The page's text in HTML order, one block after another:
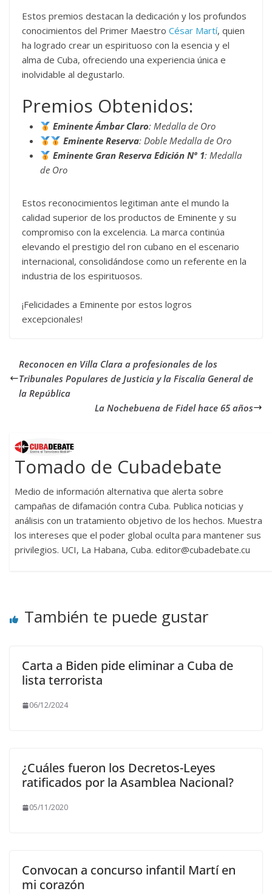
Estos premios destacan la dedicación y los profundos
conocimientos del Primer Maestro César Martí, quien
ha logrado crear un espirituoso con la esencia y el
alma de Cuba, ofreciendo una experiencia única e
inolvidable al degustarlo.
Premios Obtenidos:
Eminente Ámbar Claro: Medalla de Oro
Eminente Reserva: Doble Medalla de Oro
Eminente Gran Reserva Edición Nº 1: Medalla
de Oro
Estos reconocimientos legitiman ante el mundo la
calidad superior de los productos de Eminente y su
compromiso con la excelencia. La marca continúa
elevando el prestigio del ron cubano en el escenario
internacional, consolidándose como un referente en la
industria de los espirituosos.
¡Felicidades a Eminente por estos logros
excepcionales!
Reconocen en Villa Clara a profesionales de los
Tribunales Populares de Justicia y la Fiscalía General de
la República
La Nochebuena de Fidel hace 65 años
Tomado de Cubadebate
Medio de información alternativa que alerta sobre
campañas de difamación contra Cuba. Publica noticias y
análisis con un tratamiento objetivo de los hechos. Muestra
los intereses que el poder global oculta para mantener sus
privilegios. UCI, La Habana, Cuba. editor@cubadebate.cu
También te puede gustar
Carta a Biden pide eliminar a Cuba de
lista terrorista
06/12/2024
¿Cuáles fueron los Decretos-Leyes
ratificados por la Asamblea Nacional?
05/11/2020
Convocan a concurso infantil Martí en
mi corazón